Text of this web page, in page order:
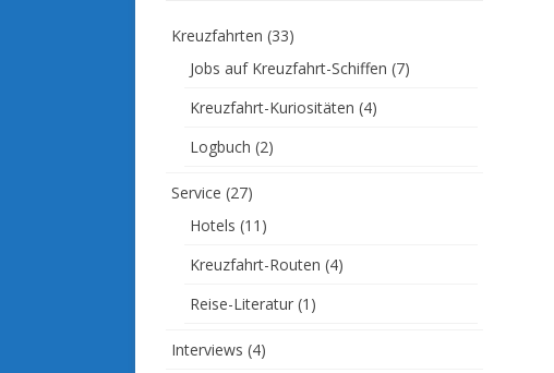
Kreuzfahrten (33)
Jobs auf Kreuzfahrt-Schiffen (7)
Kreuzfahrt-Kuriositäten (4)
Logbuch (2)
Service (27)
Hotels (11)
Kreuzfahrt-Routen (4)
Reise-Literatur (1)
Interviews (4)